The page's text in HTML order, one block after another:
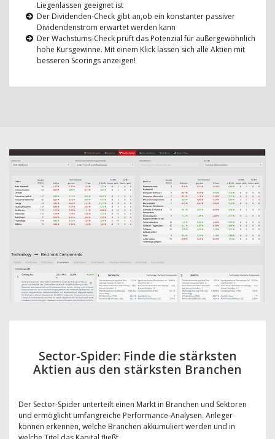
Liegenlassen geeignet ist
Der Dividenden-Check gibt an,ob ein konstanter passiver
Dividendenstrom erwartet werden kann
Der Wachstums-Check prüft das Potenzial für außergewöhnlich
hohe Kursgewinne. Mit einem Klick lassen sich alle Aktien mit
besseren Scorings anzeigen!
Sector-Spider: Finde die stärksten
Aktien aus den stärksten Branchen
Der Sector-Spider unterteilt einen Markt in Branchen und Sektoren
und ermöglicht umfangreiche Performance-Analysen. Anleger
können erkennen, welche Branchen akkumuliert werden und in